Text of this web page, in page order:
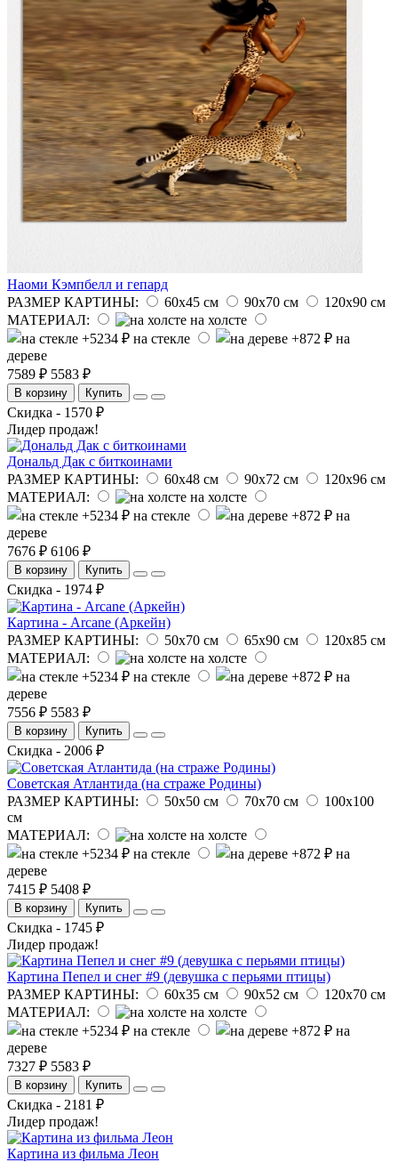
Наоми Кэмпбелл и гепард
РАЗМЕР КАРТИНЫ:
60х45 см 90х70 см
120х90 см
МАТЕРИАЛ:
на холсте
на стекле
на
дереве
7589 ₽ 5583 ₽
В корзину Купить
Скидка - 1570 ₽
Лидер продаж!
Дональд Дак с биткоинами
РАЗМЕР КАРТИНЫ:
60х48 см 90х72 см
120х96 см
МАТЕРИАЛ:
на холсте
на стекле
на
дереве
7676 ₽ 6106 ₽
В корзину Купить
Скидка - 1974 ₽
Картина - Arcane (Аркейн)
РАЗМЕР КАРТИНЫ:
50х70 см 65х90 см
120х85 см
МАТЕРИАЛ:
на холсте
на стекле
на
дереве
7556 ₽ 5583 ₽
В корзину Купить
Скидка - 2006 ₽
Советская Атлантида (на страже Родины)
РАЗМЕР КАРТИНЫ:
50х50 см 70х70 см
100х100
см
МАТЕРИАЛ:
на холсте
на стекле
на
дереве
7415 ₽ 5408 ₽
В корзину Купить
Скидка - 1745 ₽
Лидер продаж!
Картина Пепел и снег #9 (девушка с перьями птицы)
РАЗМЕР КАРТИНЫ:
60х35 см 90х52 см
120х70 см
МАТЕРИАЛ:
на холсте
на стекле
на
дереве
7327 ₽ 5583 ₽
В корзину Купить
Скидка - 2181 ₽
Лидер продаж!
Картина из фильма Леон